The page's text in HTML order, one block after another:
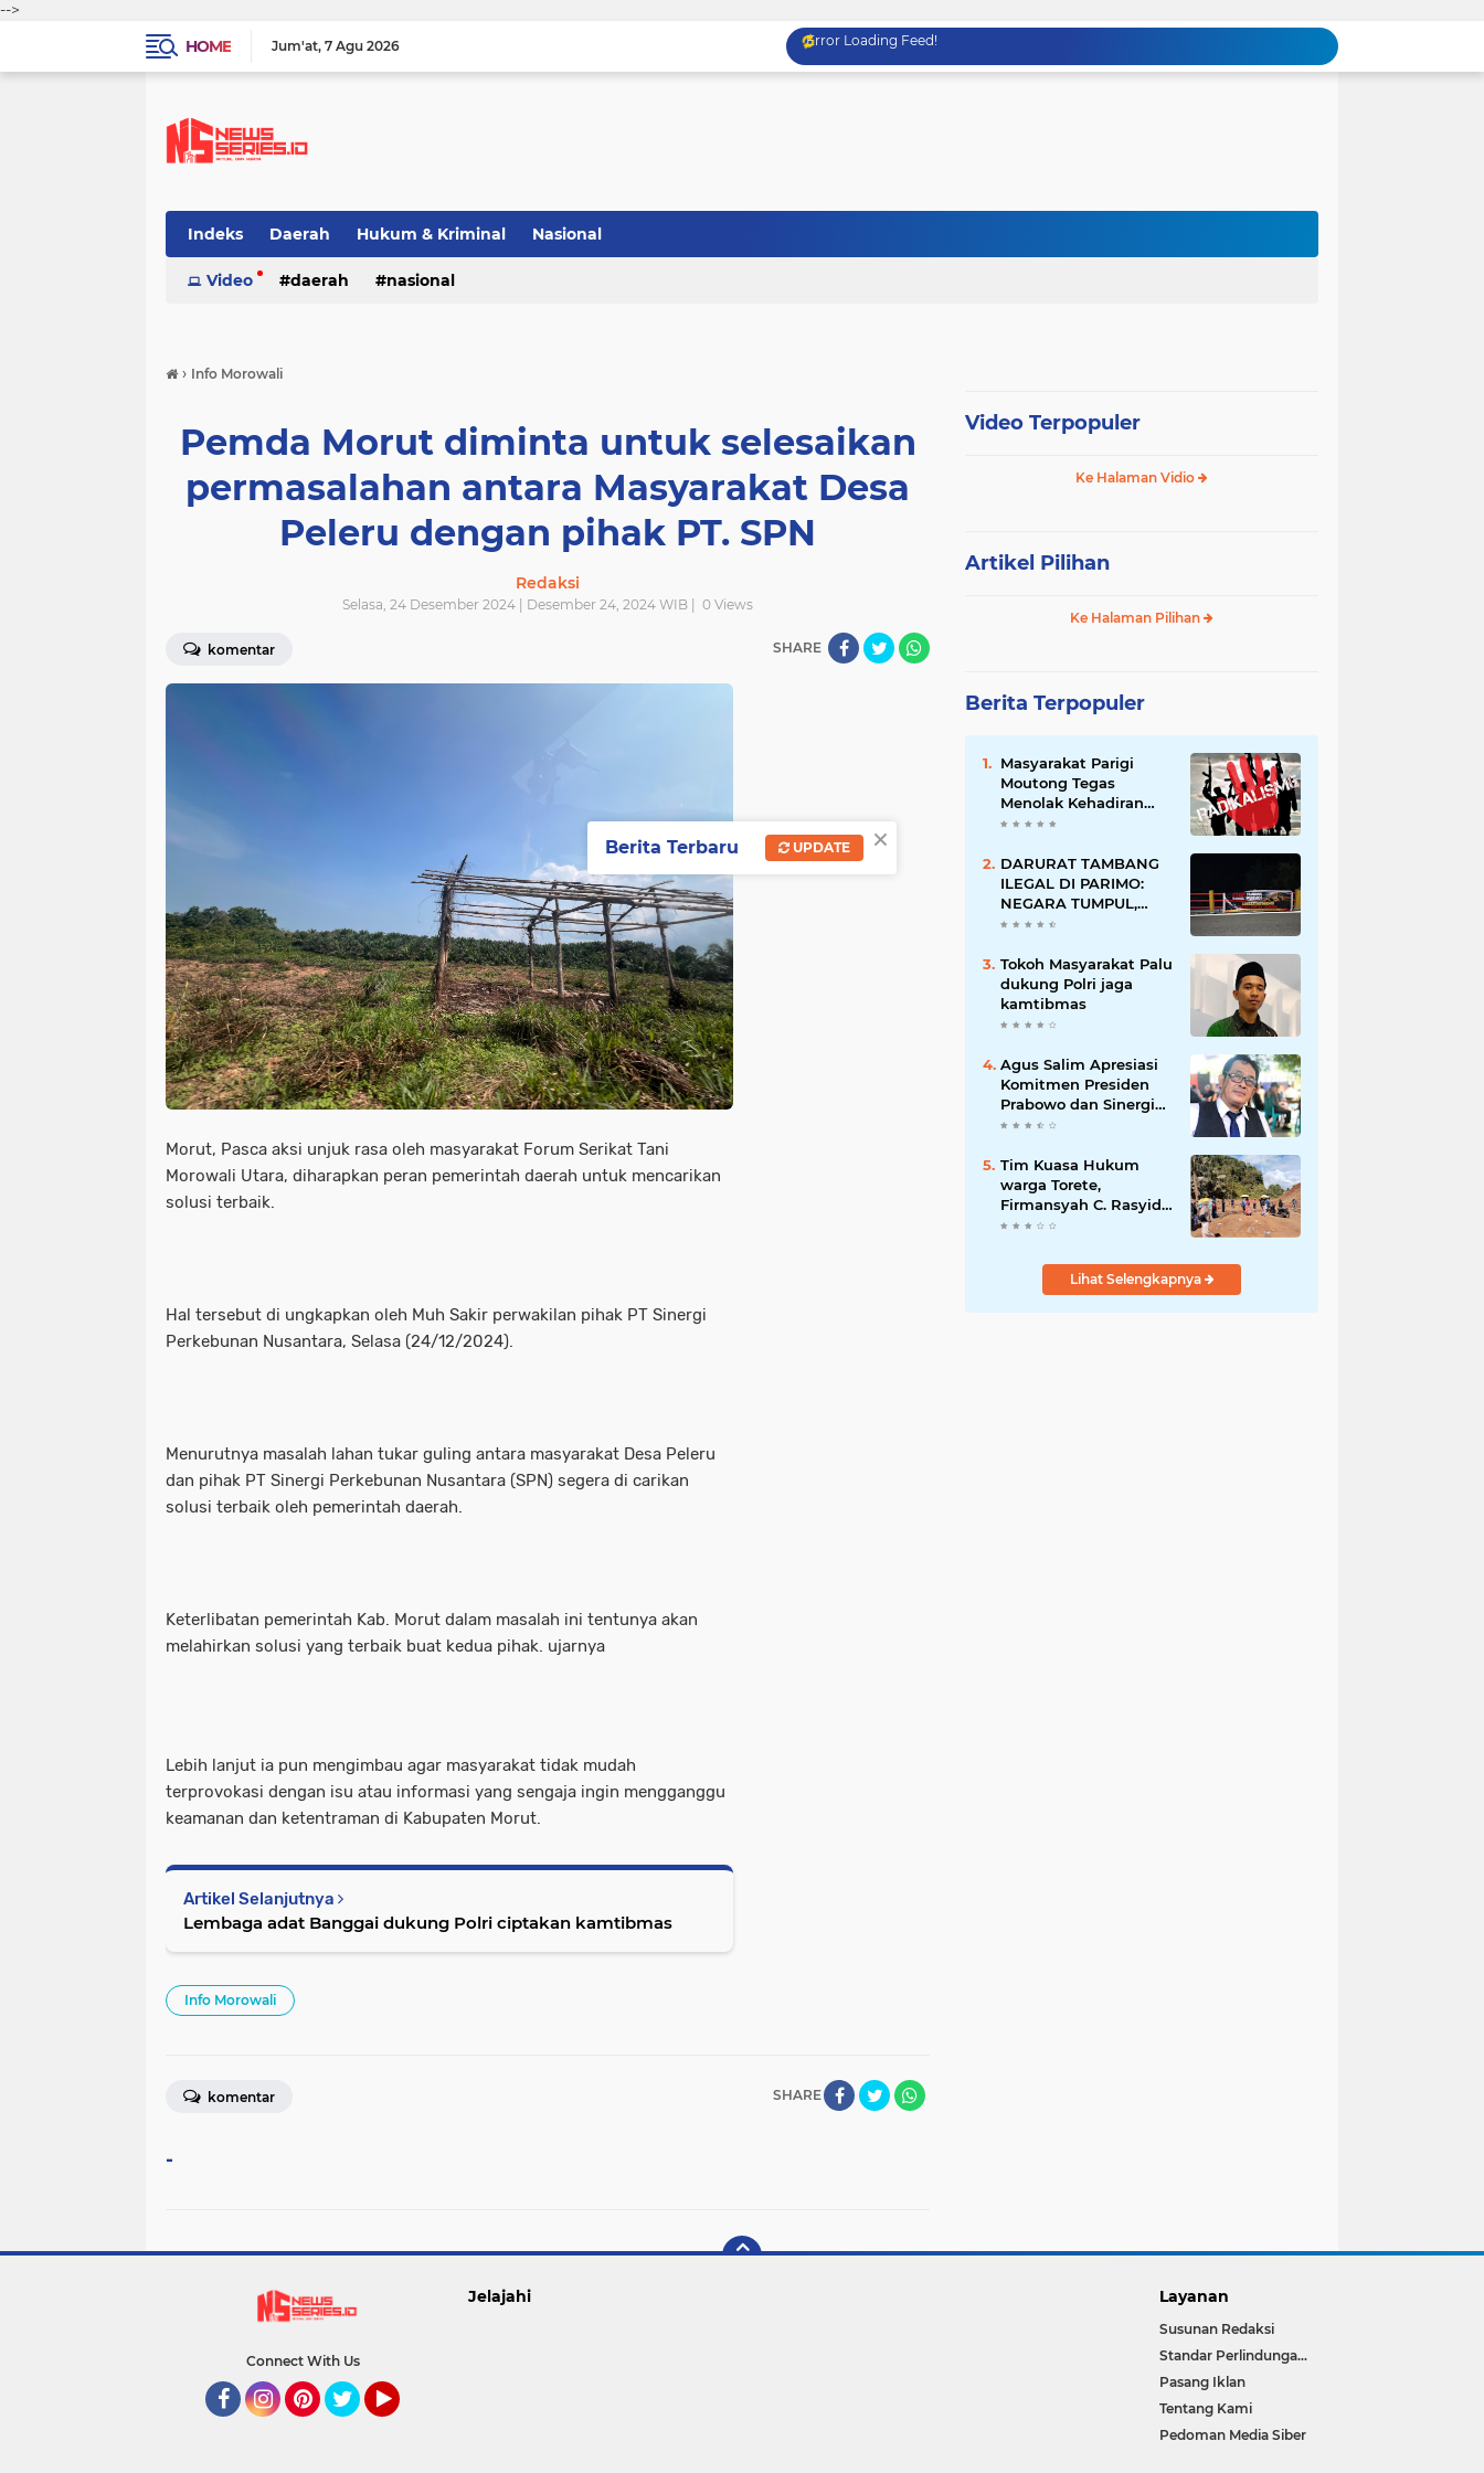
-->
HOME
Jum'at 7 Agu 2026 Error Loading Feed!
Indeks Daerah Hukum & Kriminal Nasional
Video daerah nasional
› Info Morowali
Pemda Morut diminta untuk selesaikan
permasalahan antara Masyarakat Desa
Peleru dengan pihak PT. SPN
Redaksi
Selasa, 24 Desember 2024 | Desember 24, 2024 WIB | 0 Views
komentar SHARE
Morut, Pasca aksi unjuk rasa oleh masyarakat Forum Serikat Tani
Morowali Utara, diharapkan peran pemerintah daerah untuk mencarikan
solusi terbaik.
Hal tersebut di ungkapkan oleh Muh Sakir perwakilan pihak PT Sinergi
Perkebunan Nusantara, Selasa (24/12/2024).
Menurutnya masalah lahan tukar guling antara masyarakat Desa Peleru
dan pihak PT Sinergi Perkebunan Nusantara (SPN) segera di carikan
solusi terbaik oleh pemerintah daerah.
Keterlibatan pemerintah Kab. Morut dalam masalah ini tentunya akan
melahirkan solusi yang terbaik buat kedua pihak. ujarnya
Lebih lanjut ia pun mengimbau agar masyarakat tidak mudah
terprovokasi dengan isu atau informasi yang sengaja ingin mengganggu
keamanan dan ketentraman di Kabupaten Morut.
Artikel Selanjutnya
Lembaga adat Banggai dukung Polri ciptakan kamtibmas
Info Morowali
SHARE
komentar
-
Video Terpopuler
Ke Halaman Vidio
Artikel Pilihan
Ke Halaman Pilihan
Berita Terpopuler
Masyarakat Parigi
Moutong Tegas
Menolak Kehadiran
Ormas Radikal
DARURAT TAMBANG
ILEGAL DI PARIMO:
NEGARA TUMPUL,
MAFIA TAMBANG
Tokoh Masyarakat Palu
dukung Polri jaga
kamtibmas
Agus Salim Apresiasi
Komitmen Presiden
Prabowo dan Sinergi
Aparat Penegak
Pemberantasan
Korupsi
Tim Kuasa Hukum
warga Torete,
Firmansyah C. Rasyid,
S.H., menyampaikan
atas kesalahpahaman
yang berkembang di
Lihat Selengkapnya
Connect With Us
Jelajahi Layanan
Susunan Redaksi
Standar Perlindungan Wartawan
Pasang Iklan
Tentang Kami
Pedoman Media Siber
×
Berita Terbaru UPDATE